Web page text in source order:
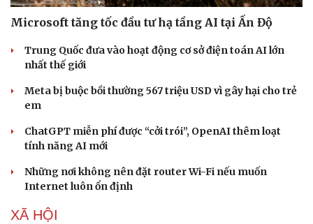
Microsoft tăng tốc đầu tư hạ tầng AI tại Ấn Độ
Trung Quốc đưa vào hoạt động cơ sở điện toán AI lớn
nhất thế giới
Meta bị buộc bồi thường 567 triệu USD vì gây hại cho trẻ
em
ChatGPT miễn phí được “cởi trói”, OpenAI thêm loạt
tính năng AI mới
Những nơi không nên đặt router Wi-Fi nếu muốn
Internet luôn ổn định
XÃ HỘI